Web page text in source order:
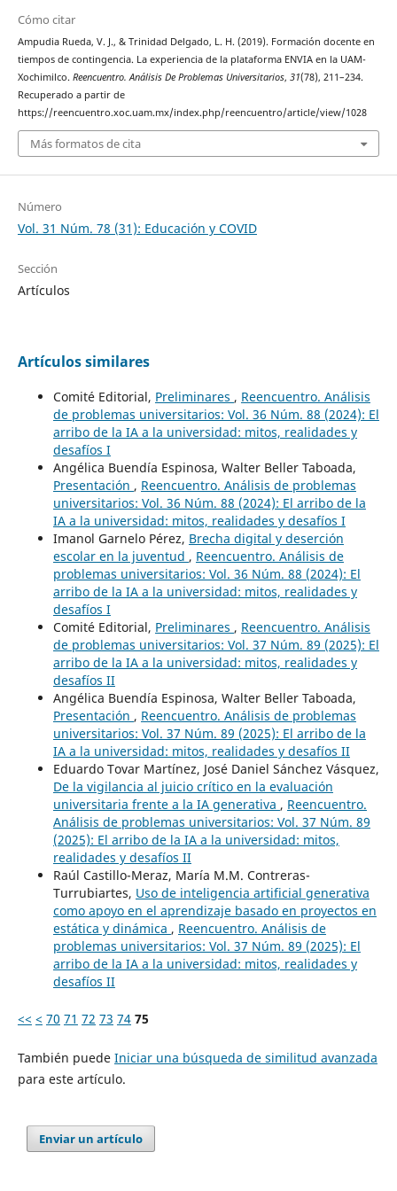
Cómo citar
Ampudia Rueda, V. J., & Trinidad Delgado, L. H. (2019). Formación docente en
tiempos de contingencia. La experiencia de la plataforma ENVIA en la UAM-
Xochimilco. Reencuentro. Análisis De Problemas Universitarios, 31(78), 211–234.
Recuperado a partir de
https://reencuentro.xoc.uam.mx/index.php/reencuentro/article/view/1028
Más formatos de cita
Número
Vol. 31 Núm. 78 (31): Educación y COVID
Sección
Artículos
Artículos similares
Comité Editorial, Preliminares , Reencuentro. Análisis
de problemas universitarios: Vol. 36 Núm. 88 (2024): El
arribo de la IA a la universidad: mitos, realidades y
desafíos I
Angélica Buendía Espinosa, Walter Beller Taboada,
Presentación , Reencuentro. Análisis de problemas
universitarios: Vol. 36 Núm. 88 (2024): El arribo de la
IA a la universidad: mitos, realidades y desafíos I
Imanol Garnelo Pérez, Brecha digital y deserción
escolar en la juventud , Reencuentro. Análisis de
problemas universitarios: Vol. 36 Núm. 88 (2024): El
arribo de la IA a la universidad: mitos, realidades y
desafíos I
Comité Editorial, Preliminares , Reencuentro. Análisis
de problemas universitarios: Vol. 37 Núm. 89 (2025): El
arribo de la IA a la universidad: mitos, realidades y
desafíos II
Angélica Buendía Espinosa, Walter Beller Taboada,
Presentación , Reencuentro. Análisis de problemas
universitarios: Vol. 37 Núm. 89 (2025): El arribo de la
IA a la universidad: mitos, realidades y desafíos II
Eduardo Tovar Martínez, José Daniel Sánchez Vásquez,
De la vigilancia al juicio crítico en la evaluación
universitaria frente a la IA generativa , Reencuentro.
Análisis de problemas universitarios: Vol. 37 Núm. 89
(2025): El arribo de la IA a la universidad: mitos,
realidades y desafíos II
Raúl Castillo-Meraz, María M.M. Contreras-
Turrubiartes, Uso de inteligencia artificial generativa
como apoyo en el aprendizaje basado en proyectos en
estática y dinámica , Reencuentro. Análisis de
problemas universitarios: Vol. 37 Núm. 89 (2025): El
arribo de la IA a la universidad: mitos, realidades y
desafíos II
<< < 70 71 72 73 74 75
También puede Iniciar una búsqueda de similitud avanzada
para este artículo.
Enviar un artículo